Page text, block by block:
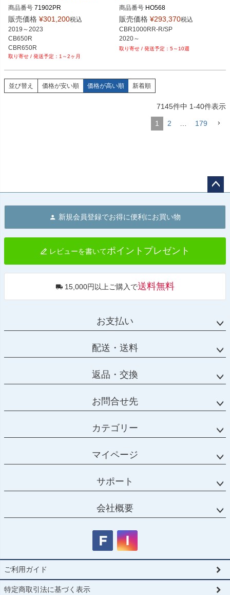
商品番号 71902PR
販売価格 ¥301,200税込
2019～2023
CB650R
CBR650R
1～2ヶ月
商品番号 HO568
販売価格 ¥293,370税込
CBR1000RR-R/SP
2020～
5～10週
並び替え 価格が安い順 価格が高い順 新着順
7145件中 1-40件表示
1 2 179
へ
新規会員登録でお得に便利にお買い物
レビューを書いてポイントプレゼント
15,000円以上ご購入で送料無料
お支払い
配送・送料
返品・交換
お問合せ先
カテゴリー
マイページ
サポート
会社概要
ご利用ガイド
特定商取引法に基づく表示